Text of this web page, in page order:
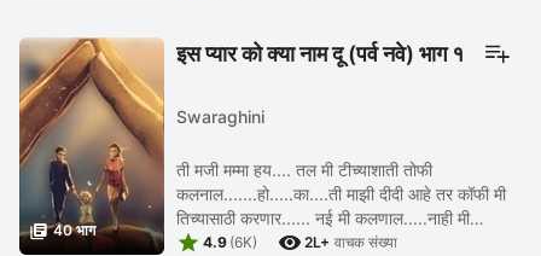
 40 भाग
इस प्यार को क्या नाम दू (पर्व नवे) भाग १
Swaraghini
ती मजी मम्मा हय.... तल मी टीच्याशाती तोफी
कलनाल.......हो.....का....ती माझी दीदी आहे तर कॉफी मी
तिच्यासाठी करणार...... नई मी कलणाल.....नाही मी
करणार..... सकाळी सकाळी किचन मध्ये भांडे पडण्याच्या ...
 4.9 (6K)  2L+ वाचक संख्या